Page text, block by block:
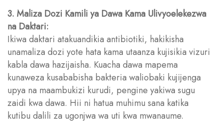
3. Maliza Dozi Kamili ya Dawa Kama Ulivyoelekezwa
na Daktari:
Ikiwa daktari atakuandikia antibiotiki, hakikisha
unamaliza dozi yote hata kama utaanza kujisikia vizuri
kabla dawa hazijaisha. Kuacha dawa mapema
kunaweza kusababisha bakteria waliobaki kujijenga
upya na maambukizi kurudi, pengine yakiwa sugu
zaidi kwa dawa. Hii ni hatua muhimu sana katika
kutibu dalili za ugonjwa wa uti kwa mwanaume.